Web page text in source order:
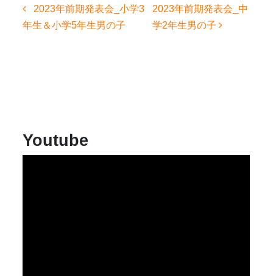
投
ナ
2023年前期発表会_小学3
年生＆小学5年生男の子
2023年前期発表会_中
学2年生男の子
Youtube